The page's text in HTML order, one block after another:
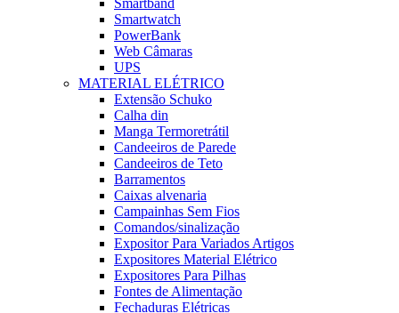
Smartwatch
PowerBank
Web Câmaras
UPS
MATERIAL ELÉTRICO
Extensão Schuko
Calha din
Manga Termoretrátil
Candeeiros de Parede
Candeeiros de Teto
Barramentos
Caixas alvenaria
Campainhas Sem Fios
Comandos/sinalização
Expositor Para Variados Artigos
Expositores Material Elétrico
Expositores Para Pilhas
Fontes de Alimentação
Fechaduras Elétricas